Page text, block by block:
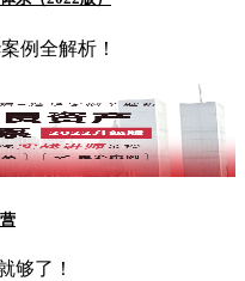
例全解析！
够了！